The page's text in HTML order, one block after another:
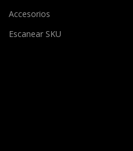
Accesorios
Escanear SKU